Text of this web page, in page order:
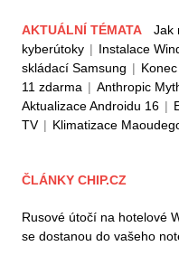
AKTUÁLNÍ TÉMATA Jak
kyberútoky | Instalace
skládací Samsung |
11 zdarma | Anthropic
Aktualizace Androidu 16 |
TV | Klimatizace
ČLÁNKY CHIP.CZ
Rusové útočí na hotelové
se dostanou do vašeho